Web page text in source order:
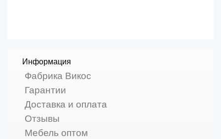
Информация
Фабрика Викос
Гарантии
Доставка и оплата
Отзывы
Мебель оптом